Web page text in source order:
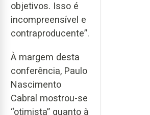
objetivos. Isso é
incompreensível e
contraproducente”.
À margem desta
conferência, Paulo
Nascimento
Cabral mostrou-se
“otimista” quanto à